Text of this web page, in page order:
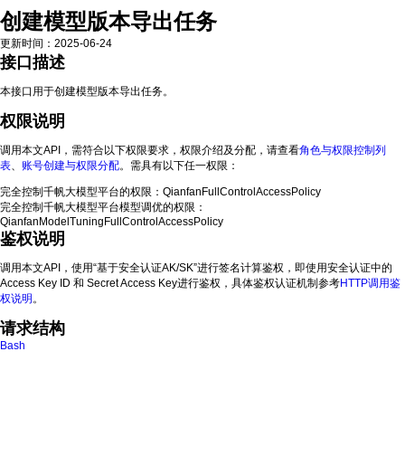
创建模型版本导出任务
更新时间 ： 2025-06-24
接口描述
本接口用于创建模型版本导出任务。
权限说明
调用本文API，需符合以下权限要求，权限介绍及分配，请查看角色与权限控制列
表、 账号创建与权限分配。需具有以下任一权限：
完全控制千帆大模型平台的权限：QianfanFullControlAccessPolicy
完全控制千帆大模型平台模型调优的权限：
QianfanModelTuningFullControlAccessPolicy
鉴权说明
调用本文API，使用“基于安全认证AK/SK”进行签名计算鉴权，即使用安全认证中的
Access Key ID 和 Secret Access Key进行鉴权，具体鉴权认证机制参考HTTP调用鉴
权说明 。
请求结构
Bash